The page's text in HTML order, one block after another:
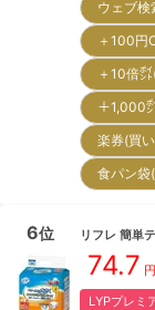
ウェブ
＋100円
＋10倍
＋1,000
楽券(買
食パン
6位 リフレ 簡単
74.7
LYPプレミ